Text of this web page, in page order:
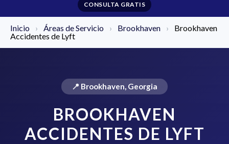
CONSULTA GRATIS
Inicio › Áreas de Servicio › Brookhaven ›
Brookhaven
Accidentes de Lyft
📍 Brookhaven, Georgia
BROOKHAVEN
ACCIDENTES DE LYFT